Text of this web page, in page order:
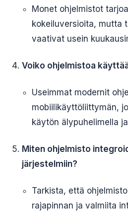
Monet ohjelmistot
kokeiluversioita, mutta
vaativat usein
Voiko ohjelmistoa
Useimmat modernit
mobiilikäyttöliittymän,
käytön älypuhelimella
Miten ohjelmisto
järjestelmiin?
Tarkista, että
rajapinnan ja valmiita